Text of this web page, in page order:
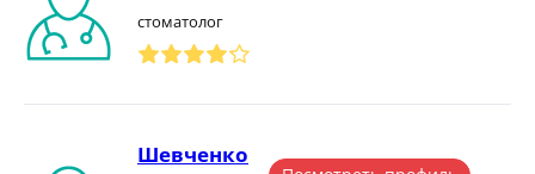
стоматолог
Шевченко